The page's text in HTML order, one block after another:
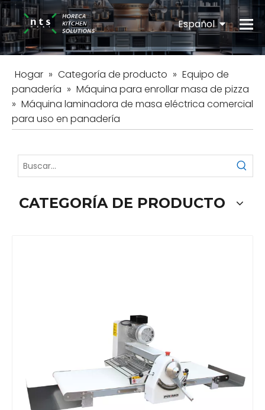
Español
English
Hogar » Categoría de producto » Equipo de
panadería » Máquina para enrollar masa de pizza
» Máquina laminadora de masa eléctrica comercial
para uso en panadería
CATEGORÍA DE PRODUCTO